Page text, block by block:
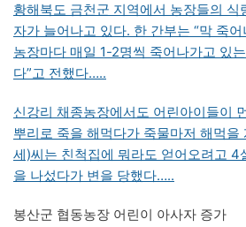
황해북도 금천군 지역에서 농장들의
자가 늘어나고 있다. 한 간부는 “막 죽
농장마다 매일 1-2명씩 죽어나가고 있
다”고 전했다…..
신강리 채종농장에서도 어린아이들이
뿌리로 죽을 해먹다가 죽물마저 해먹
세)씨는 친척집에 뭐라도 얻어오려고 4
을 나섰다가 변을 당했다…..
봉산군 협동농장 어린이 아사자 증가